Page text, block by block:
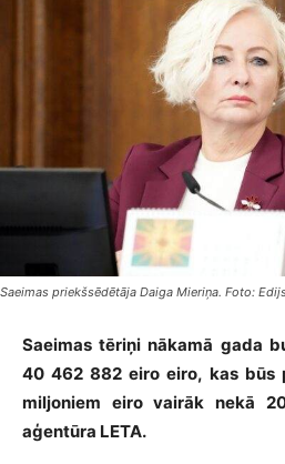
Saeimas priekšsēdētāja Daiga Mieriņa. Foto:
Saeimas tēriņi nākamā gada
40 462 882 eiro eiro, kas būs
miljoniem eiro vairāk nekā
aģentūra LETA.